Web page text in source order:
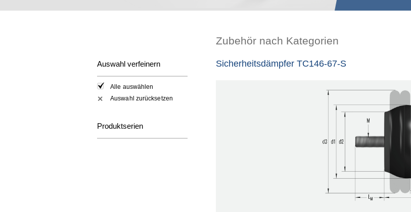
Auswahl verfeinern
Alle auswählen
✕ Auswahl zurücksetzen
Produktserien
Zubehör nach Kategorien
Sicherheitsdämpfer TC146-67-S